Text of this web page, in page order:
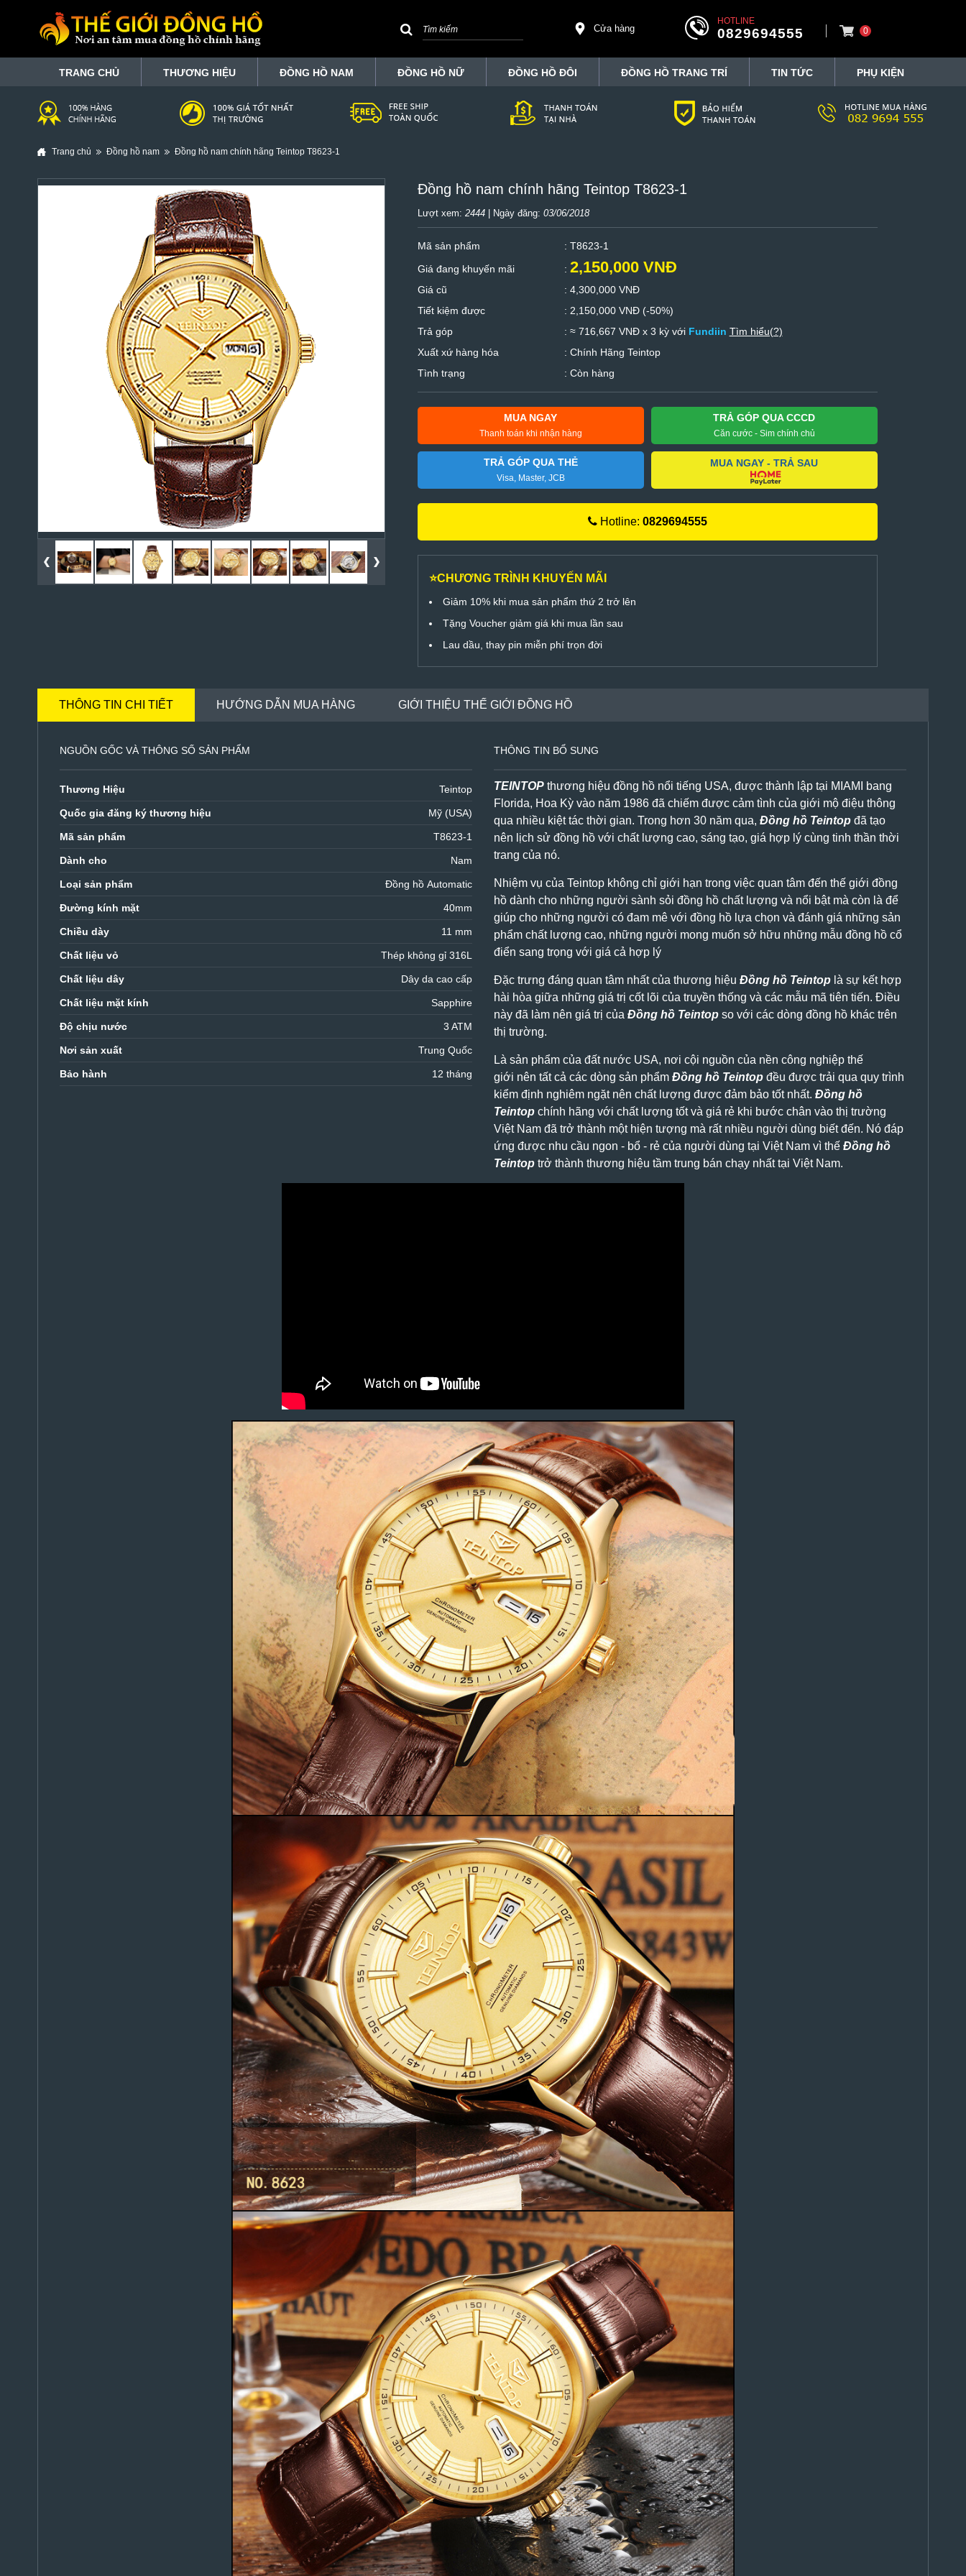
Cửa hàng
HOTLINE
0829694555 0
TRANG CHỦ THƯƠNG HIỆU ĐỒNG HỒ NAM ĐỒNG HỒ NỮ ĐỒNG HỒ ĐÔI ĐỒNG HỒ TRANG TRÍ TIN TỨC PHỤ KIỆN
Trang chủ Đồng hồ nam Đồng hồ nam chính hãng Teintop T8623-1
Đồng hồ nam chính hãng Teintop T8623-1
Lượt xem: 2444| Ngày đăng: 03/06/2018
Mã sản phẩm
: T8623-1
Giá đang khuyến mãi
: 2,150,000 VNĐ
Giá cũ : 4,300,000 VNĐ
Tiết kiệm được
: 2,150,000 VNĐ (-50%)
Trả góp
: ≈ 716,667 VNĐ x 3 kỳ với Fundiin Tìm hiểu(?)
Xuất xứ hàng hóa
: Chính Hãng Teintop
Tình trạng
: Còn hàng
MUA NGAY
Thanh toán khi nhận hàng
TRẢ GÓP QUA CCCD
Căn cước - Sim chính chủ
TRẢ GÓP QUA THẺ
Visa, Master, JCB
MUA NGAY - TRẢ SAU
Hotline: 0829694555
⭐CHƯƠNG TRÌNH KHUYẾN MÃI
Giảm 10% khi mua sản phẩm thứ 2 trở lên
Tặng Voucher giảm giá khi mua lần sau
Lau dầu, thay pin miễn phí trọn đời
THÔNG TIN CHI TIẾT HƯỚNG DẪN MUA HÀNG GIỚI THIỆU THẾ GIỚI ĐỒNG HỒ
NGUỒN GỐC VÀ THÔNG SỐ SẢN PHẨM
Thương Hiệu Teintop
Quốc gia đăng ký thương hiệu Mỹ (USA)
Mã sản phẩm T8623-1
Dành cho Nam
Loại sản phẩm Đồng hồ Automatic
Đường kính mặt 40mm
Chiều dày 11 mm
Chất liệu vỏ Thép không gỉ 316L
Chất liệu dây Dây da cao cấp
Chất liệu mặt kính Sapphire
Độ chịu nước 3 ATM
Nơi sản xuất Trung Quốc
Bảo hành 12 tháng
THÔNG TIN BỔ SUNG
TEINTOP thương hiệu đồng hồ nổi tiếng USA, được thành lập tại MIAMI bang
Florida, Hoa Kỳ vào năm 1986 đã chiếm được cảm tình của giới mộ điệu thông
qua nhiều kiệt tác thời gian. Trong hơn 30 năm qua, Đồng hồ Teintop đã tạo
nên lịch sử đồng hồ với chất lượng cao, sáng tạo, giá hợp lý cùng tinh thần thời
trang của nó.
Nhiệm vụ của Teintop không chỉ giới hạn trong việc quan tâm đến thế giới đồng
hồ dành cho những người sành sỏi đồng hồ chất lượng và nổi bật mà còn là để
giúp cho những người có đam mê với đồng hồ lựa chọn và đánh giá những sản
phẩm chất lượng cao, những người mong muốn sở hữu những mẫu đồng hồ cổ
điển sang trọng với giá cả hợp lý
Đặc trưng đáng quan tâm nhất của thương hiệu Đồng hồ Teintop là sự kết hợp
hài hòa giữa những giá trị cốt lõi của truyền thống và các mẫu mã tiên tiến. Điều
này đã làm nên giá trị của Đồng hồ Teintop so với các dòng đồng hồ khác trên
thị trường.
Là sản phẩm của đất nước USA, nơi cội nguồn của nền công nghiệp thế
giới nên tất cả các dòng sản phẩm Đồng hồ Teintop đều được trải qua quy trình
kiểm định nghiêm ngặt nên chất lượng được đảm bảo tốt nhất. Đồng hồ
Teintop chính hãng với chất lượng tốt và giá rẻ khi bước chân vào thị trường
Việt Nam đã trở thành một hiện tượng mà rất nhiều người dùng biết đến. Nó đáp
ứng được nhu cầu ngon - bổ - rẻ của người dùng tại Việt Nam vì thế Đồng hồ
Teintop trở thành thương hiệu tầm trung bán chạy nhất tại Việt Nam.